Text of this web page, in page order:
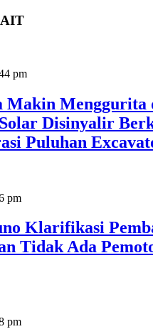
pm
Makin Menggurita
Disinyalir
Puluhan
pm
Klarifikasi
Tidak Ada
pm